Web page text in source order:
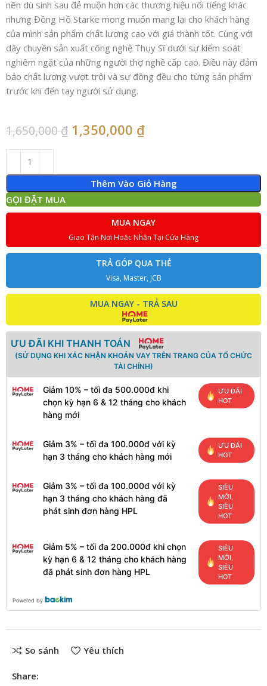
nên dù sinh sau đẻ muộn hơn các thương hiệu nổi tiếng khác
nhưng Đồng Hồ Starke mong muốn mang lại cho khách hàng
của mình sản phẩm chất lượng cao với giá thành tốt. Cùng với
dây chuyền sản xuất công nghệ Thụy Sĩ dưới sự kiểm soát
nghiêm ngặt của những người thợ nghề cấp cao. Điều này đảm
bảo chất lượng vượt trội và sự đồng đều cho từng sản phẩm
trước khi đến tay người sử dụng.
1,650,000₫ 1,350,000 ₫
Thêm Vào Giỏ Hàng
GỌI ĐẶT MUA
MUA NGAY
Giao Tận Nơi Hoặc Nhận Tại Cửa Hàng
TRẢ GÓP QUA THẺ
Visa, Master, JCB
MUA NGAY - TRẢ SAU
ƯU ĐÃI KHI THANH TOÁN
(SỬ DỤNG KHI XÁC NHẬN KHOẢN VAY TRÊN TRANG CỦA TỔ CHỨC
TÀI CHÍNH)
Giảm 10% – tối đa 500.000đ khi
chọn kỳ hạn 6 & 12 tháng cho khách
hàng mới
ƯU ĐÃI
HOT
Giảm 3% – tối đa 100.000đ với kỳ
hạn 3 tháng cho khách hàng mới
ƯU ĐÃI
HOT
Giảm 3% – tối đa 100.000đ với kỳ
hạn 3 tháng cho khách hàng đã
phát sinh đơn hàng HPL
SIÊU
MỚI,
SIÊU
HOT
Giảm 5% – tối đa 200.000đ khi chọn
kỳ hạn 6 & 12 tháng cho khách hàng
đã phát sinh đơn hàng HPL
SIÊU
MỚI,
SIÊU
HOT
Powered by
So sánh Yêu thích
Share: